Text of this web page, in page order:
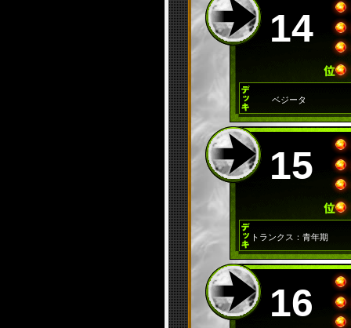
14
ベジータ
15
トランクス：青年期
16